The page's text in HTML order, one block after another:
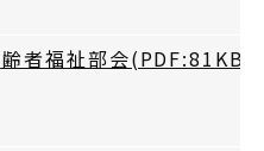
者福祉部会(PDF:81KB)